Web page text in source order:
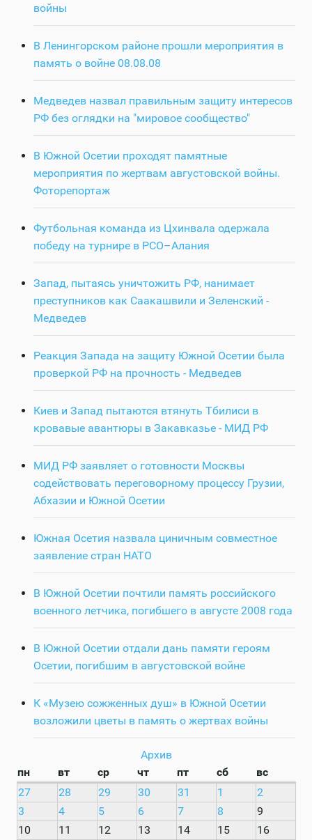
войны
В Ленингорском районе прошли мероприятия в
память о войне 08.08.08
Медведев назвал правильным защиту интересов
РФ без оглядки на "мировое сообщество"
В Южной Осетии проходят памятные
мероприятия по жертвам августовской войны.
Фоторепортаж
Футбольная команда из Цхинвала одержала
победу на турнире в РСО–Алания
Запад, пытаясь уничтожить РФ, нанимает
преступников как Саакашвили и Зеленский -
Медведев
Реакция Запада на защиту Южной Осетии была
проверкой РФ на прочность - Медведев
Киев и Запад пытаются втянуть Тбилиси в
кровавые авантюры в Закавказье - МИД РФ
МИД РФ заявляет о готовности Москвы
содействовать переговорному процессу Грузии,
Абхазии и Южной Осетии
Южная Осетия назвала циничным совместное
заявление стран НАТО
В Южной Осетии почтили память российского
военного летчика, погибшего в августе 2008 года
В Южной Осетии отдали дань памяти героям
Осетии, погибшим в августовской войне
К «Музею сожженных душ» в Южной Осетии
возложили цветы в память о жертвах войны
Архив
пн
вт ср чт пт сб
вс
27
28 29 30 31 1
2
3
4 5 6 7 8
9
10
11 12 13 14 15
16